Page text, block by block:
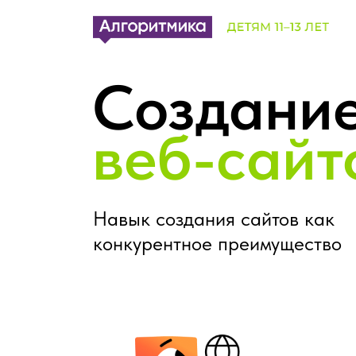
Навык создания сайтов как
конкурентное преимущество
веб-